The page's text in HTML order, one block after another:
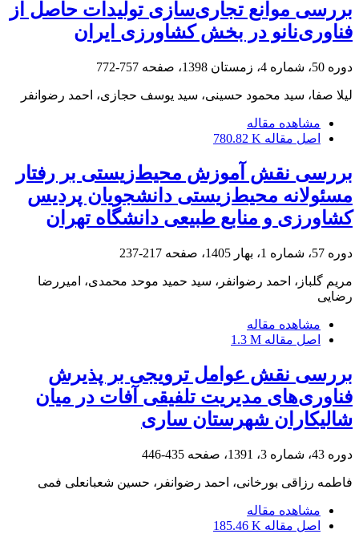
بررسی موانع تجاری‌سازی تولیدات حاصل از
فناوری‌نانو در بخش کشاورزی ایران
دوره 50، شماره 4، زمستان 1398، صفحه 757-772
لیلا صفا، سید محمود حسینی، سید یوسف حجازی، احمد رضوانفر
مشاهده مقاله
اصل مقاله 780.82 K
بررسی نقش آموزش محیط‌زیستی بر رفتار
مسئولانه محیط‌زیستی دانشجویان پردیس
کشاورزی و منابع طبیعی دانشگاه تهران
دوره 57، شماره 1، بهار 1405، صفحه 217-237
مریم گلباز، احمد رضوانفر، سید حمید موحد محمدی، امیررضا
رضایی
مشاهده مقاله
اصل مقاله 1.3 M
بررسی نقش عوامل ترویجی بر پذیرش
فناوری‌های مدیریت تلفیقی آفات در میان
شالیکاران شهرستان ساری
دوره 43، شماره 3، 1391، صفحه 435-446
فاطمه رزاقی بورخانی، احمد رضوانفر، حسین شعبانعلی فمی
مشاهده مقاله
اصل مقاله 185.46 K